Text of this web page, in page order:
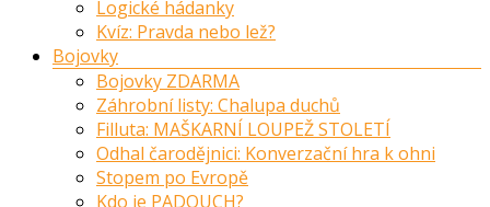
Logické hádanky
Kvíz: Pravda nebo lež?
Bojovky
Bojovky ZDARMA
Záhrobní listy: Chalupa duchů
Filluta: MAŠKARNÍ LOUPEŽ STOLETÍ
Odhal čarodějnici: Konverzační hra k ohni
Stopem po Evropě
Kdo je PADOUCH?